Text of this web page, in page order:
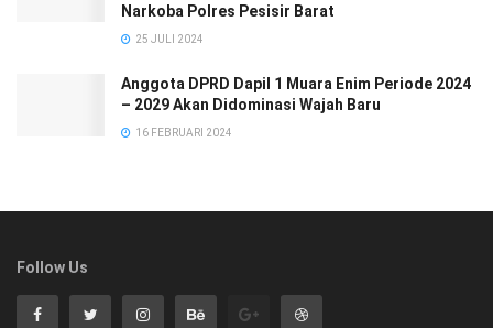
Narkoba Polres Pesisir Barat
25 JULI 2024
Anggota DPRD Dapil 1 Muara Enim Periode 2024
– 2029 Akan Didominasi Wajah Baru
16 FEBRUARI 2024
Follow Us